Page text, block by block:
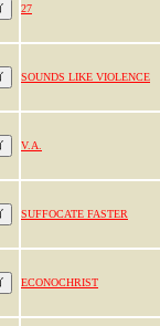
27
SOUNDS LIKE VIOLENCE
V.A.
SUFFOCATE FASTER
ECONOCHRIST